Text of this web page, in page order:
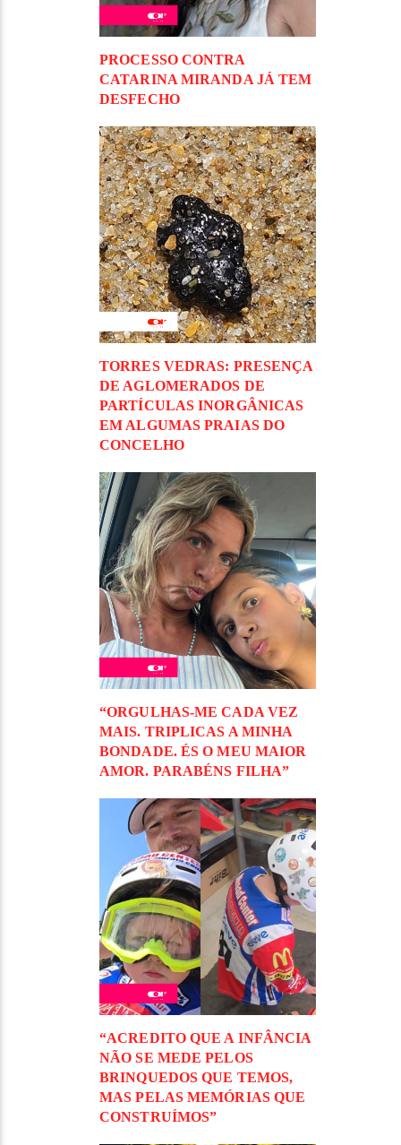
PROCESSO CONTRA
CATARINA MIRANDA JÁ TEM
DESFECHO
TORRES VEDRAS: PRESENÇA
DE AGLOMERADOS DE
PARTÍCULAS INORGÂNICAS
EM ALGUMAS PRAIAS DO
CONCELHO
“ORGULHAS-ME CADA VEZ
MAIS. TRIPLICAS A MINHA
BONDADE. ÉS O MEU MAIOR
AMOR. PARABÉNS FILHA”
“ACREDITO QUE A INFÂNCIA
NÃO SE MEDE PELOS
BRINQUEDOS QUE TEMOS,
MAS PELAS MEMÓRIAS QUE
CONSTRUÍMOS”